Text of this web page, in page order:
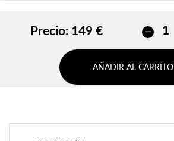
Precio: 149 €
AÑADIR AL CARRITO